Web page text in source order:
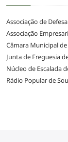
Associação de
Associação
Câmara Municipal
Junta de Freguesia
Núcleo de Escalada
Rádio Popular de